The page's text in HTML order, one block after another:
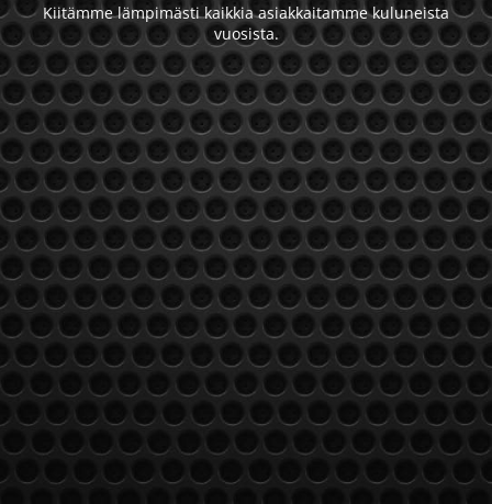
Kiitämme lämpimästi kaikkia asiakkaitamme kuluneista
vuosista.